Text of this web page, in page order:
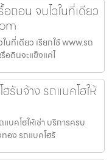
ถอน จบไวในที่เดียว
ที่เดียว เรียกใช้ www.รถ
อดินจะแข็งแค่ไ
รับจ้าง รถแบคโฮให้
บคโฮให้เช่า บริการครบ
ทอง รถแบคโฮรั